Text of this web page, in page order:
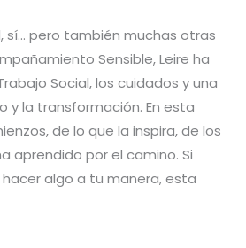
sí… pero también muchas otras
Sensible, Leire ha
Social, los cuidados y una
y la transformación. En esta
de lo que la inspira, de los
aprendido por el camino. Si
algo a tu manera, esta